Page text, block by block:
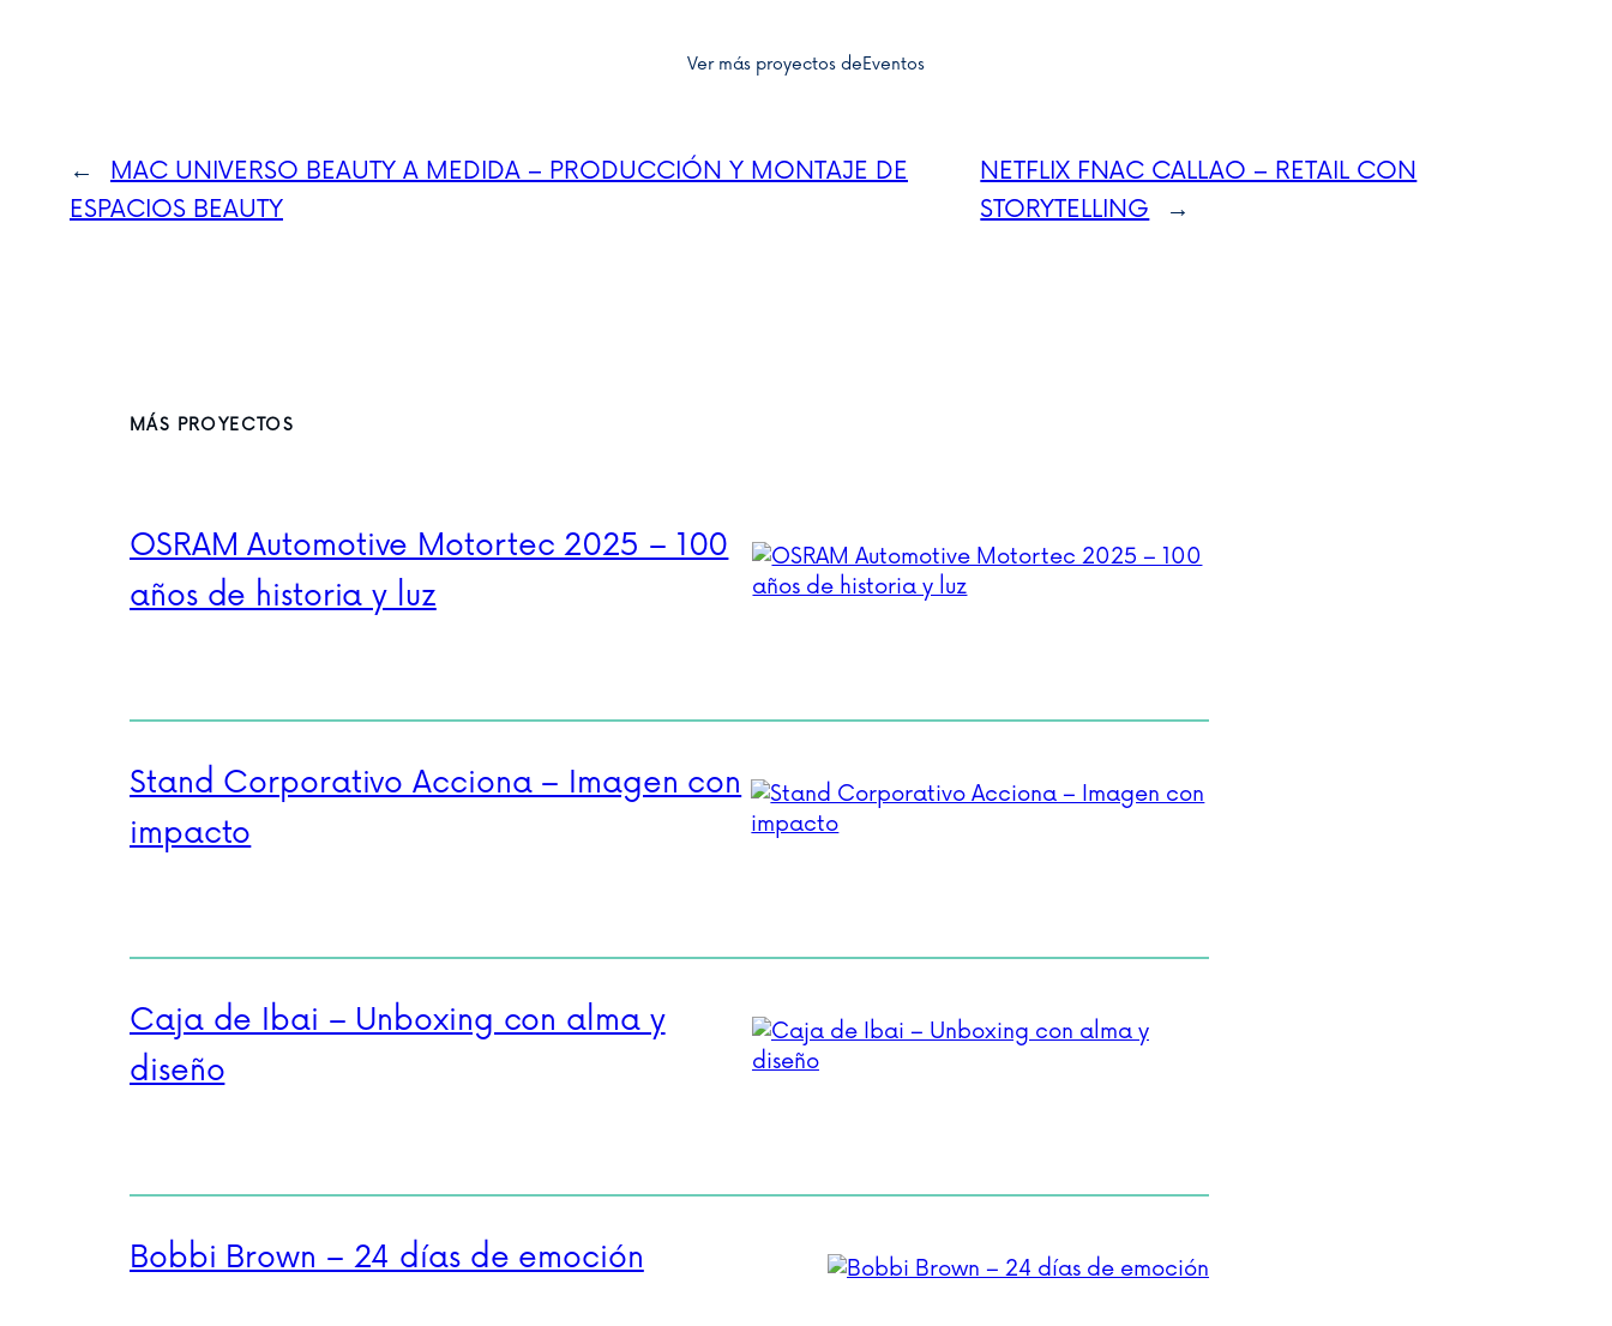
Ver más proyectos deEventos
←
MAC UNIVERSO BEAUTY A MEDIDA – PRODUCCIÓN Y MONTAJE DE
ESPACIOS BEAUTY
NETFLIX FNAC CALLAO – RETAIL CON
STORYTELLING
→
MÁS PROYECTOS
OSRAM Automotive Motortec 2025 – 100
años de historia y luz
Stand Corporativo Acciona – Imagen con
impacto
Caja de Ibai – Unboxing con alma y
diseño
Bobbi Brown – 24 días de emoción